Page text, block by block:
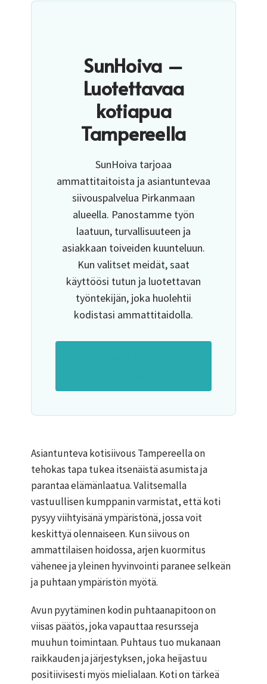
SunHoiva –
Luotettavaa
kotiapua
Tampereella
SunHoiva tarjoaa
ammattitaitoista ja asiantuntevaa
siivouspalvelua Pirkanmaan
alueella. Panostamme työn
laatuun, turvallisuuteen ja
asiakkaan toiveiden kuunteluun.
Kun valitset meidät, saat
käyttöösi tutun ja luotettavan
työntekijän, joka huolehtii
kodistasi ammattitaidolla.
Asiantunteva kotisiivous Tampereella on
tehokas tapa tukea itsenäistä asumista ja
parantaa elämänlaatua. Valitsemalla
vastuullisen kumppanin varmistat, että koti
pysyy viihtyisänä ympäristönä, jossa voit
keskittyä olennaiseen. Kun siivous on
ammattilaisen hoidossa, arjen kuormitus
vähenee ja yleinen hyvinvointi paranee selkeän
ja puhtaan ympäristön myötä.
Avun pyytäminen kodin puhtaanapitoon on
viisas päätös, joka vapauttaa resursseja
muuhun toimintaan. Puhtaus tuo mukanaan
raikkauden ja järjestyksen, joka heijastuu
positiivisesti myös mielialaan. Koti on tärkeä